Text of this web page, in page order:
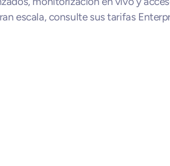
escala, consulte sus tarifas